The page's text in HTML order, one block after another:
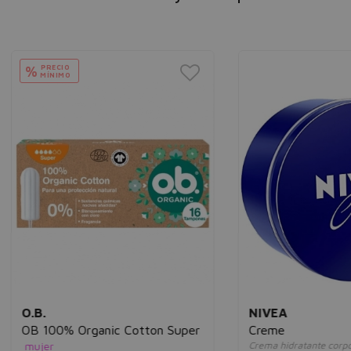
Organic Cotton Super
Creme
Crema hidratante corporal